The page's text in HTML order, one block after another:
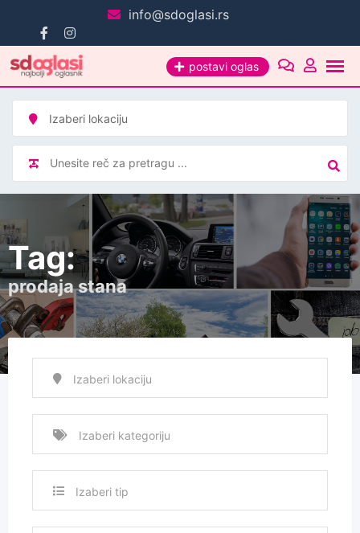
sadržaj
info@sdoglasi.rs
postavi oglas
Tag:
prodaja stana
Izaberi tip